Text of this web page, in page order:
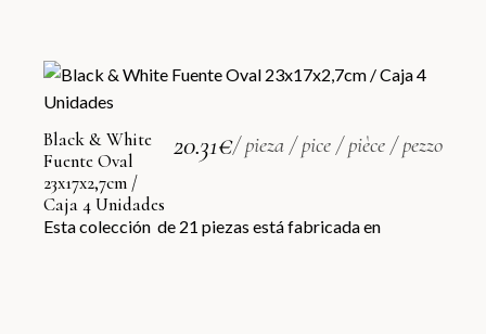
Black & White
Fuente Oval
23x17x2,7cm /
Caja 4 Unidades
20.31€/ pieza / pice / pièce / pezzo
Esta colección de 21 piezas está fabricada en